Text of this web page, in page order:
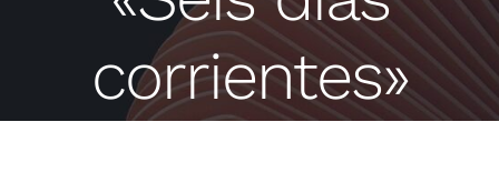
corrientes»